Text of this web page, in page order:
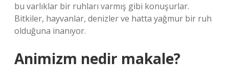
bu varlıklar bir ruhları varmış gibi konuşurlar.
Bitkiler, hayvanlar, denizler ve hatta yağmur bir ruh
olduğuna inanıyor.
Animizm nedir makale?